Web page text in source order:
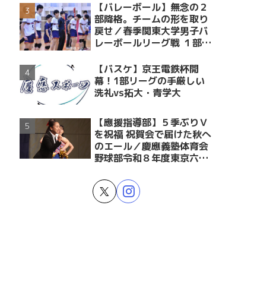
【バレーボール】無念の２
部降格。チームの形を取り
戻せ／春季関東大学男子バ
レーボールリーグ戦 １部・
【バスケ】京王電鉄杯開
幕！1部リーグの手厳しい
洗礼vs拓大・青学大
【應援指導部】５季ぶりＶ
を祝福 祝賀会で届けた秋へ
のエール／慶應義塾体育会
野球部令和８年度東京六大
賀会～後編～